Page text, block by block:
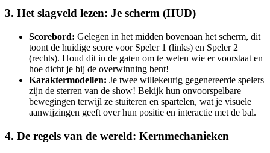
3. Het slagveld lezen: Je scherm (HUD)
Scorebord: Gelegen in het midden bovenaan het scherm, dit
toont de huidige score voor Speler 1 (links) en Speler 2
(rechts). Houd dit in de gaten om te weten wie er voorstaat en
hoe dicht je bij de overwinning bent!
Karaktermodellen: Je twee willekeurig gegenereerde spelers
zijn de sterren van de show! Bekijk hun onvoorspelbare
bewegingen terwijl ze stuiteren en spartelen, wat je visuele
aanwijzingen geeft over hun positie en interactie met de bal.
4. De regels van de wereld: Kernmechanieken